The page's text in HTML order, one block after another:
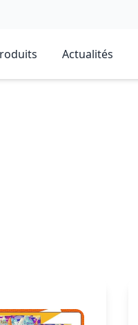
Actualités